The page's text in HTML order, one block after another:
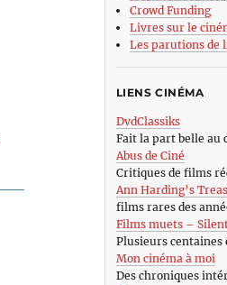
Crowd Funding
Livres sur le
Les parutions de
LIENS CINÉMA
DvdClassiks
Fait la part belle au
Abus de Ciné
Critiques de films
Ann Harding’s
films rares des
Films muets –
Plusieurs centaines
Mon cinéma à moi
Des chroniques